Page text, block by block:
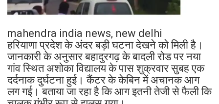
mahendra india news, new delhi
हरियाणा प्रदेश के अंदर बड़ी घटना देखने को मिली है।
जानकारी के अनुसार बहादुरगढ़ के बादली रोड पर नया
गांव स्थित अशोका विद्यालय के पास शुक्रवार सुबह एक
दर्दनाक दुर्घटना हुई। कैंटर के केबिन में अचानक आग
लग गई। बताया जा रहा है कि आग इतनी तेजी से फैली कि